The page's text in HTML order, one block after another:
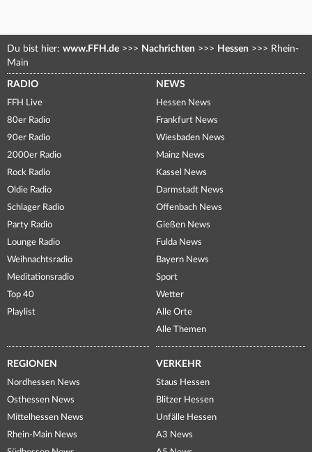
Du bist hier: www.FFH.de >>> Nachrichten >>> Hessen >>> Rhein-
Main
RADIO
FFH Live
80er Radio
90er Radio
2000er Radio
Rock Radio
Oldie Radio
Schlager Radio
Party Radio
Lounge Radio
Weihnachtsradio
Meditationsradio
Top 40
Playlist
NEWS
Hessen News
Frankfurt News
Wiesbaden News
Mainz News
Kassel News
Darmstadt News
Offenbach News
Gießen News
Fulda News
Bayern News
Sport
Wetter
Alle Orte
Alle Themen
REGIONEN
Nordhessen News
Osthessen News
Mittelhessen News
Rhein-Main News
VERKEHR
Staus Hessen
Blitzer Hessen
Unfälle Hessen
A3 News